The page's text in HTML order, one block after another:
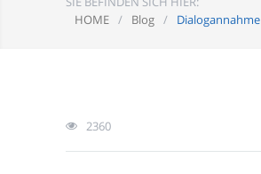
HOME / Blog / Dialogannahme
2360